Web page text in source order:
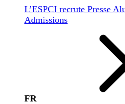
L’ESPCI recrute Presse
Admissions
FR